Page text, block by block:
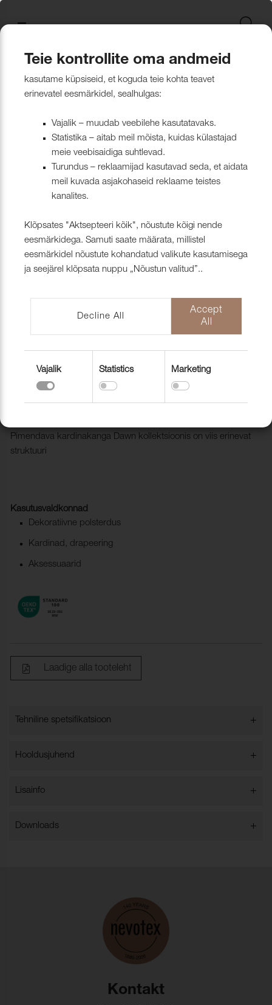
Kattematerjalid Naturaalne
Kardinad
Tulekindlate
Paadid ja markiisid
Paadikatte
Tehnilised kangad
Looduslikust
Tööriistad ja tarvikud
Klambrite ja
Tööriistad ja
Muu
Nööbid,
Paelad ja
Liimid ja
Pakendid ja
Kollektsioonist väljaminevad
Naturaalne
Tulekindlate
Muu
Nahk
Wooly, Margrethe &
Lillehammer
Surf & Wave
CH24
Kümblustünn
Disainivilla Läänerannikul
Blackstone steakhouse
Kattegatt Gümnaasium
Can Can Pizza
Restoranikett Grill
Scandic Laholmen
ISO 26000:2021
UUS! Disain kangas
Blend – kanga lugu meie
ühisest tugevusest
Bluebell – loodusest ja ajast
Nevotex Narva OÜ Enhances
Manufacturing Efficiency with
Tootmine
NÄIDIS Kardinakangas Dawn (dim
Pimendava kardinakanga Dawn kollektsioonis on viis erinevat
struktuuri
Kasutusvaldkonnad
Dekoratiivne polsterdus
Kardinad, drapeering
Aksessuaarid
Laadige alla tooteleht
Tehniline spetsifikatsioon +
Koostis:
Hooldusjuhend +
Lisainfo +
Downloads +
Kontakt
Teie kontrollite oma andmeid
kasutame küpsiseid, et koguda teie kohta teavet
erinevatel eesmärkidel, sealhulgas:
Vajalik – muudab veebilehe kasutatavaks.
Statistika – aitab meil mõista, kuidas külastajad
meie veebisaidiga suhtlevad.
Turundus – reklaamijad kasutavad seda, et aidata
meil kuvada asjakohaseid reklaame teistes
kanalites.
Klõpsates "Aktsepteeri kõik", nõustute kõigi nende
eesmärkidega. Samuti saate määrata, millistel
eesmärkidel nõustute kohandatud valikute kasutamisega
ja seejärel klõpsata nuppu „Nõustun valitud”..
Decline All
Accept
All
Vajalik Statistics Marketing